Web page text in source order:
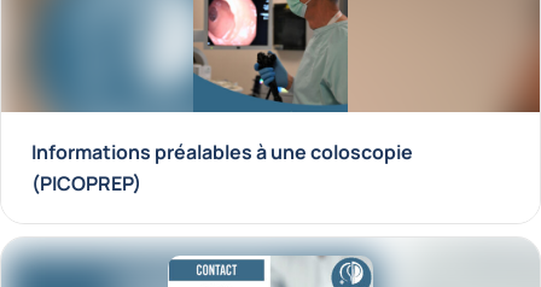
Informations préalables à une coloscopie
(PICOPREP)